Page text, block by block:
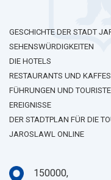
GESCHICHTE DER STADT
SEHENSWÜRDIGKEITEN
DIE HOTELS
RESTAURANTS UND KAFFES
FÜHRUNGEN UND
EREIGNISSE
DER STADTPLAN FÜR DIE
JAROSLAWL ONLINE
150000,